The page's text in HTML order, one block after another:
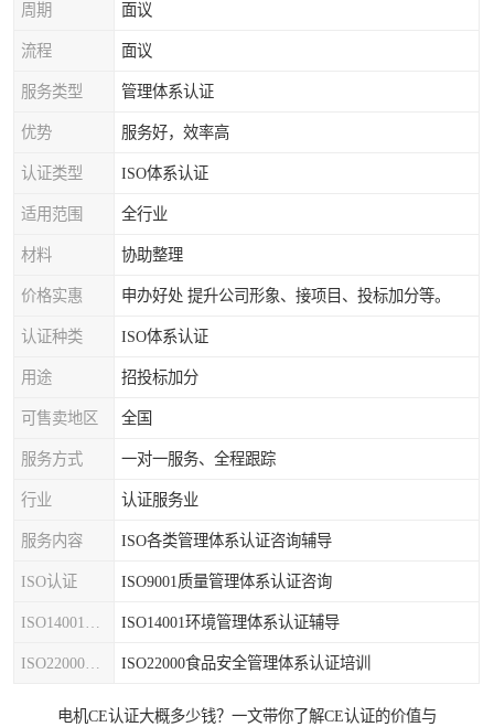
周期 面议
流程 面议
服务类型 管理体系认证
优势 服务好，效率高
认证类型 ISO体系认证
适用范围 全行业
材料 协助整理
价格实惠 申办好处 提升公司形象、接项目、投标加分等。
认证种类 ISO体系认证
用途 招投标加分
可售卖地区 全国
服务方式 一对一服务、全程跟踪
行业 认证服务业
服务内容 ISO各类管理体系认证咨询辅导
ISO认证 ISO9001质量管理体系认证咨询
ISO14001环境管理体系认证辅导
ISO22000食品安全管理体系认证培训
电机CE认证大概多少钱？一文带你了解CE认证的价值与